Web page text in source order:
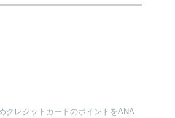
クレジットカードのポイントをANA